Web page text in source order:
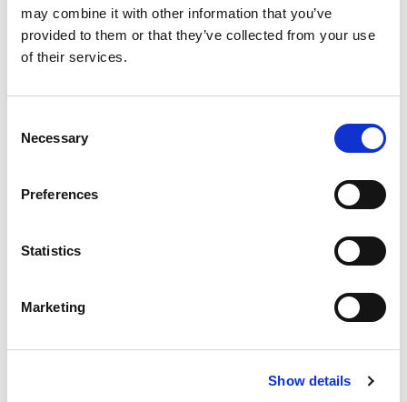
may combine it with other information that you’ve
provided to them or that they’ve collected from your use
of their services.
Selection
Necessary
Preferences
Statistics
Marketing
Show details